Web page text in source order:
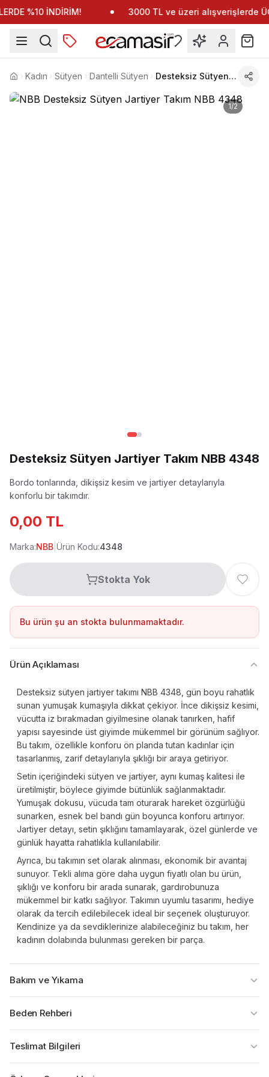
%10 İNDİRİM! 3000 TL ve üzeri alışverişlerde
Anasayfa
Kadın Sütyen Dantelli Sütyen Desteksiz Sütyen Jartiyer Takım NBB 4348
1/2
Desteksiz Sütyen Jartiyer Takım NBB 4348
Bordo tonlarında, dikişsiz kesim ve jartiyer detaylarıyla
konforlu bir takımdır.
0,00 TL
Marka:NBB Ürün Kodu:4348
Stokta Yok
Bu ürün şu an stokta bulunmamaktadır.
Ürün Açıklaması
Desteksiz sütyen jartiyer takımı NBB 4348, gün boyu rahatlık
sunan yumuşak kumaşıyla dikkat çekiyor. İnce dikişsiz kesimi,
vücutta iz bırakmadan giyilmesine olanak tanırken, hafif
yapısı sayesinde üst giyimde mükemmel bir görünüm sağlıyor.
Bu takım, özellikle konforu ön planda tutan kadınlar için
tasarlanmış, zarif detaylarıyla şıklığı bir araya getiriyor.
Setin içeriğindeki sütyen ve jartiyer, aynı kumaş kalitesi ile
üretilmiştir, böylece giyimde bütünlük sağlanmaktadır.
Yumuşak dokusu, vücuda tam oturarak hareket özgürlüğü
sunarken, esnek bel bandı gün boyunca konforu artırıyor.
Jartiyer detayı, setin şıklığını tamamlayarak, özel günlerde ve
günlük hayatta rahatlıkla kullanılabilir.
Ayrıca, bu takımın set olarak alınması, ekonomik bir avantaj
sunuyor. Tekli alıma göre daha uygun fiyatlı olan bu ürün,
şıklığı ve konforu bir arada sunarak, gardırobunuza
mükemmel bir katkı sağlıyor. Takımın uyumlu tasarımı, hediye
olarak da tercih edilebilecek ideal bir seçenek oluşturuyor.
Kendinize ya da sevdiklerinize alabileceğiniz bu takım, her
kadının dolabında bulunması gereken bir parça.
Bakım ve Yıkama
Beden Rehberi
Teslimat Bilgileri